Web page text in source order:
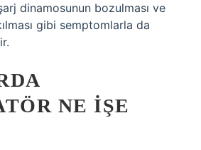
dinamosunun bozulması ve
gibi semptomlarla da
NE IŞE